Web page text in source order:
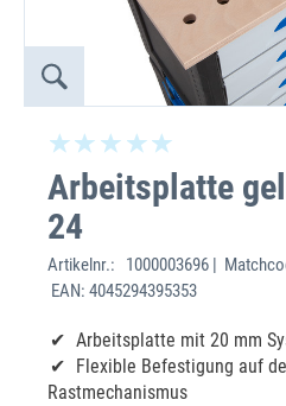
Arbeitsplatte
24
Artikelnr.:
1000003696 |
EAN: 4045294395353
Arbeitsplatte mit 20 mm
Flexible Befestigung auf
Rastmechanismus